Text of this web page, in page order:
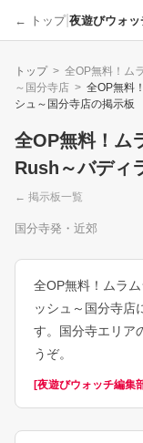
← トップ| 夜遊びウォッ
トップ > 全OP無料！ム
～国分寺店 > 全OP無料
シュ～国分寺店の掲示板
全OP無料！
Rush～バディ
← 掲示板一覧
国分寺発・近郊
全OP無料！ムラ
ッシュ～国分寺店
す。国分寺エリア
うぞ。
[夜遊びウォッチ編集